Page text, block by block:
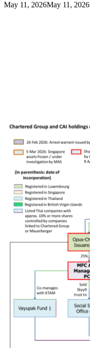
May 11, 2026May 11, 2026